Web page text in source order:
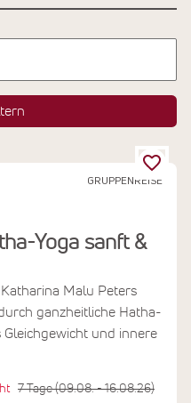
GRUPPENREISE
Yoga sanft &
Katharina Malu Peters
ganzheitliche Hatha-
und innere
7 Tage (09.08. - 16.08.26)